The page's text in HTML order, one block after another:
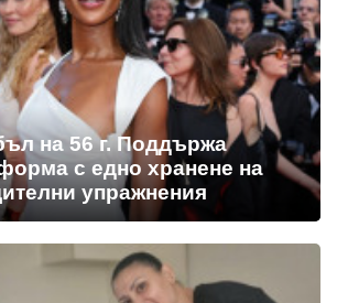
на 56 г. Поддържа
с едно хранене на
упражнения